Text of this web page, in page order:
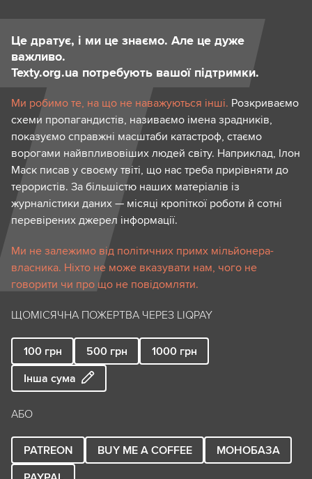
Це дратує, і ми це знаємо. Але це дуже
важливо.
Texty.org.ua потребують вашої підтримки.
Ми робимо те, на що не наважуються інші. Розкриваємо
схеми пропагандистів, називаємо імена зрадників,
показуємо справжні масштаби катастроф, стаємо
ворогами найвпливовіших людей світу. Наприклад, Ілон
Маск писав у своєму твіті, що нас треба прирівняти до
терористів. За більшістю наших матеріалів із
журналістики даних — місяці кропіткої роботи й сотні
перевірених джерел інформації.
Ми не залежимо від політичних примх мільйонера-
власника. Ніхто не може вказувати нам, чого не
говорити чи про що не повідомляти.
ЩОМІСЯЧНА ПОЖЕРТВА ЧЕРЕЗ LIQPAY
100 грн 500 грн 1000 грн
Інша сума
АБО
PATREON BUY ME A COFFEE
МОНОБАЗА